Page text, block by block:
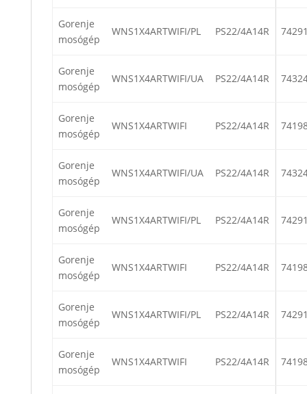
Gorenje
mosógép
WNS1X4ARTWIFI/PL PS22/4A14R
Gorenje
mosógép
WNS1X4ARTWIFI/UA PS22/4A14R
Gorenje
mosógép
WNS1X4ARTWIFI PS22/4A14R
Gorenje
mosógép
WNS1X4ARTWIFI/UA PS22/4A14R
Gorenje
mosógép
WNS1X4ARTWIFI/PL PS22/4A14R
Gorenje
mosógép
WNS1X4ARTWIFI PS22/4A14R
Gorenje
mosógép
WNS1X4ARTWIFI/PL PS22/4A14R
Gorenje
mosógép
WNS1X4ARTWIFI PS22/4A14R